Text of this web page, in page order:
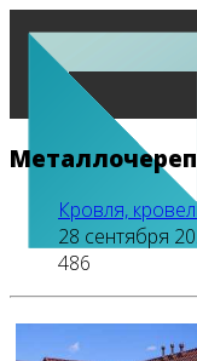
Кровля,
28 сентября
486